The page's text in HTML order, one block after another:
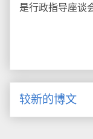
是行政指导座谈
较新的博文